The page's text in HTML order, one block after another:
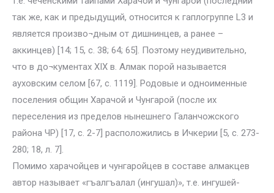
так же, как и предыдущий, относится к гаплогруппе L3 и
является произво¬дным от дишнинцев, а ранее –
аккинцев) [14; 15, с. 38; 64; 65]. Поэтому неудивительно,
что в до¬кументах XIX в. Алмак порой называется
ауховским селом [67, с. 1119]. Родовые и одноименные
поселения общин Харачой и Чунгарой (после их
переселения из пределов нынешнего Галанчожского
района ЧР) [17, с. 2-7] расположились в Ичкерии [5, с. 273-
280; 18, л. 7].
Помимо харачойцев и чунгаройцев в составе алмакцев
автор называет «гъалгъалал (ингушал)», т.е. ингушей-